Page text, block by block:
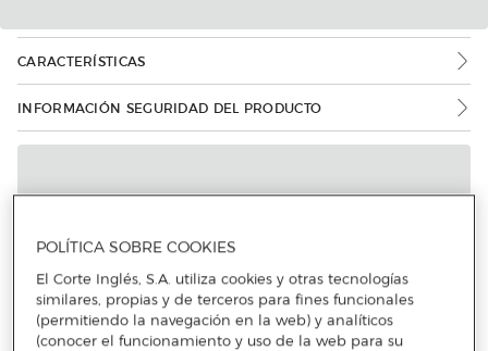
CARACTERÍSTICAS
INFORMACIÓN SEGURIDAD DEL PRODUCTO
Más info
POLÍTICA SOBRE COOKIES
El Corte Inglés, S.A. utiliza cookies y otras tecnologías
similares, propias y de terceros para fines funcionales
(permitiendo la navegación en la web) y analíticos
(conocer el funcionamiento y uso de la web para su